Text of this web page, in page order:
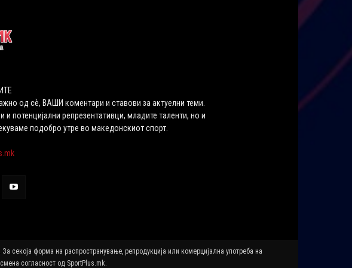
од сѐ, ВАШИ коментари и ставови за актуелни теми.
потенцијални репрезентативци, младите таленти, но и
подобро утре во македонскиот спорт.
секоја форма на распространување, репродукција или комерцијална употреба на
согласност од SportPlus.mk.